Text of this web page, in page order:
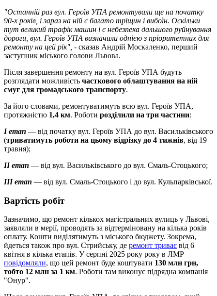
"Останній раз вул. Героїв УПА ремонтували ще на початку
90-х років, і зараз на ній є багато тріщин і вибоїн. Оскільки
тут великий трафік машин і є небезпека дальшого руйнування
дороги, вул. Героїв УПА визначили однією з пріоритетних для
ремонту на цей рік", - сказав Андрій Москаленко, перший
заступник міського голови Львова.
Після завершення ремонту на вул. Героїв УПА будуть
розглядати можливість часткового облаштування на ній
смуг для громадського транспорту.
За його словами, ремонтуватимуть всю вул. Героїв УПА,
протяжністю 1,4 км. Роботи розділили на три частини:
І етап — від початку вул. Героїв УПА до вул. Васильківського
(триватимуть роботи на цьому відрізку до 4 тижнів, від 19
травня);
ІІ етап — від вул. Васильківського до вул. Смаль-Стоцького;
ІІІ етап — від вул. Смаль-Стоцького і до вул. Кульпарківської.
Вартість робіт
Зазначимо, що ремонт кількох магістральних вулиць у Львові,
заявляли в мерії, проводять за відтерміновану на кілька років
оплату. Кошти виділятимуть з міського бюджету. Зокрема,
йдеться також про вул. Стрийську, де ремонт триває від 6
квітня в кілька етапів. У серпні 2025 року року в ЛМР
повідомляли, що цей ремонт буде коштувати 130 млн грн,
тобто 12 млн за 1 км. Роботи там виконує підрядна компанія
"Онур".